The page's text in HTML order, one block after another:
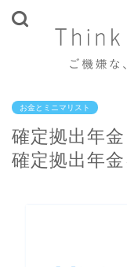
お金とミニマリスト
確定拠出年
確定拠出年金